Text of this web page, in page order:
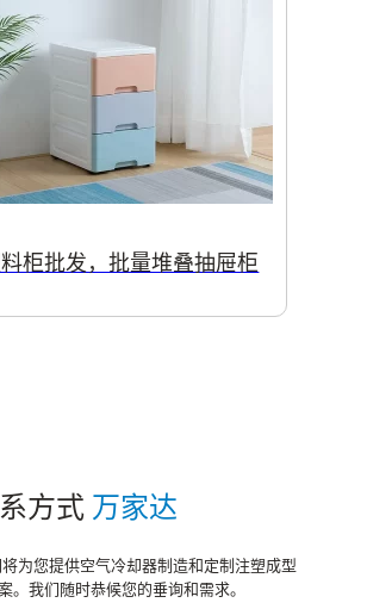
柜批发，批量堆叠抽屉柜
方式 万家达
为您提供空气冷却器制造和定制注塑成型
。我们随时恭候您的垂询和需求。